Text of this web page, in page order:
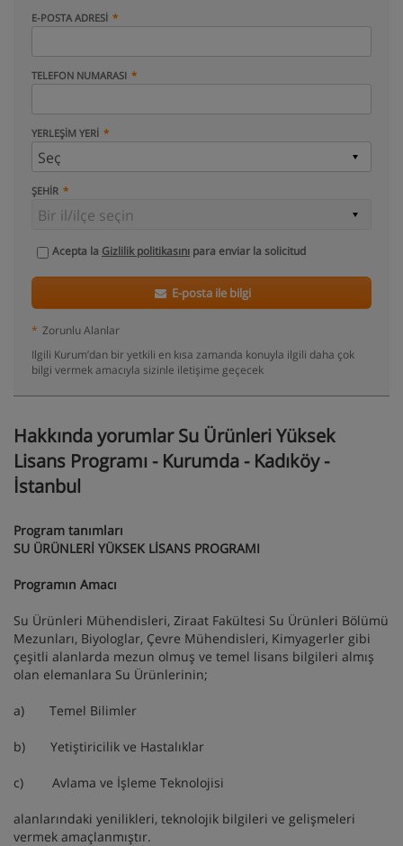
E-POSTA ADRESI
TELEFON NUMARASI
YERLEŞIM YERI
ŞEHIR
Acepta la Gizlilik politikasını para enviar la solicitud
E-posta ile bilgi
* Zorunlu Alanlar
Ilgili Kurum’dan bir yetkili en kısa zamanda konuyla ilgili daha çok
bilgi vermek amacıyla sizinle iletişime geçecek
Hakkında yorumlar Su Ürünleri Yüksek
Lisans Programı - Kurumda - Kadıköy -
İstanbul
Program tanımları
SU ÜRÜNLERİ YÜKSEK LİSANS PROGRAMI
Programın Amacı
Su Ürünleri Mühendisleri, Ziraat Fakültesi Su Ürünleri Bölümü
Mezunları, Biyologlar, Çevre Mühendisleri, Kimyagerler gibi
çeşitli alanlarda mezun olmuş ve temel lisans bilgileri almış
olan elemanlara Su Ürünlerinin;
a) Temel Bilimler
b) Yetiştiricilik ve Hastalıklar
c) Avlama ve İşleme Teknolojisi
alanlarındaki yenilikleri, teknolojik bilgileri ve gelişmeleri
vermek amaçlanmıştır.